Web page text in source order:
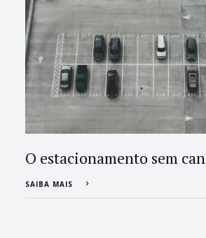
O estacionamento sem
SAIBA MAIS